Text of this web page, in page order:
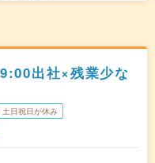
出社×残業少な
土日祝日が休み